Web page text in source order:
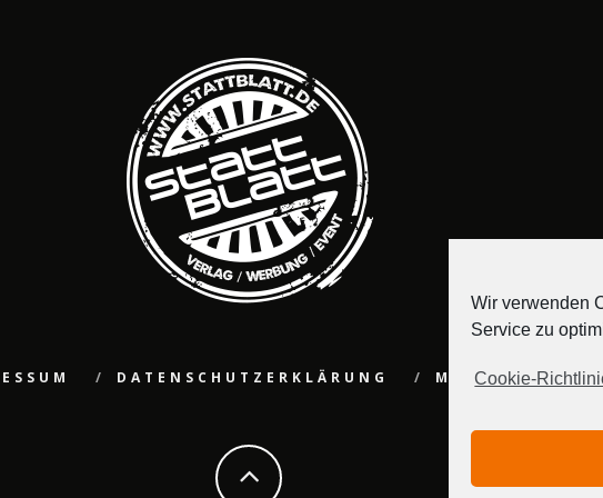
DATENSCHUTZERKLÄRUNG MEDIADATEN
Wir verwenden
Service zu
Cookie-